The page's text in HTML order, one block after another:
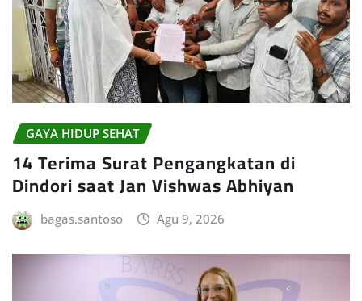
GAYA HIDUP SEHAT
14 Terima Surat Pengangkatan di
Dindori saat Jan Vishwas Abhiyan
bagas.santoso Agu 9, 2026